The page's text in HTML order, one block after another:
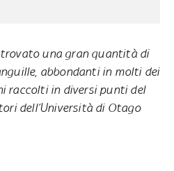
una gran quantità di
abbondanti in molti dei
raccolti in diversi punti del
dell’Università di Otago